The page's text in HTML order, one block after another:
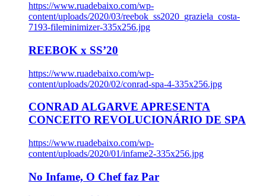
https://www.ruadebaixo.com/wp-
content/uploads/2020/03/reebok_ss2020_graziela_costa-
7193-fileminimizer-335x256.jpg
REEBOK x SS’20
https://www.ruadebaixo.com/wp-
content/uploads/2020/02/conrad-spa-4-335x256.jpg
CONRAD ALGARVE APRESENTA
CONCEITO REVOLUCIONÁRIO DE SPA
https://www.ruadebaixo.com/wp-
content/uploads/2020/01/infame2-335x256.jpg
No Infame, O Chef faz Par